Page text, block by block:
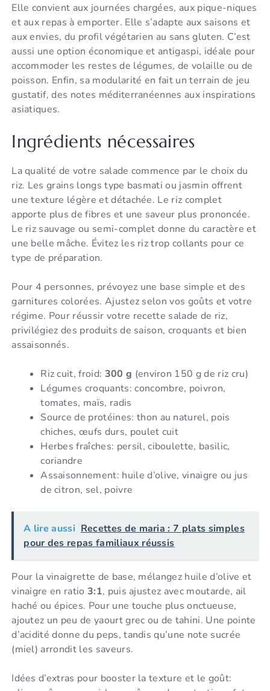
Elle convient aux journées chargées, aux pique-niques
et aux repas à emporter. Elle s’adapte aux saisons et
aux envies, du profil végétarien au sans gluten. C’est
aussi une option économique et antigaspi, idéale pour
accommoder les restes de légumes, de volaille ou de
poisson. Enfin, sa modularité en fait un terrain de jeu
gustatif, des notes méditerranéennes aux inspirations
asiatiques.
Ingrédients nécessaires
La qualité de votre salade commence par le choix du
riz. Les grains longs type basmati ou jasmin offrent
une texture légère et détachée. Le riz complet
apporte plus de fibres et une saveur plus prononcée.
Le riz sauvage ou semi-complet donne du caractère et
une belle mâche. Évitez les riz trop collants pour ce
type de préparation.
Pour 4 personnes, prévoyez une base simple et des
garnitures colorées. Ajustez selon vos goûts et votre
régime. Pour réussir votre recette salade de riz,
privilégiez des produits de saison, croquants et bien
assaisonnés.
Riz cuit, froid: 300 g (environ 150 g de riz cru)
Légumes croquants: concombre, poivron,
tomates, maïs, radis
Source de protéines: thon au naturel, pois
chiches, œufs durs, poulet cuit
Herbes fraîches: persil, ciboulette, basilic,
coriandre
Assaisonnement: huile d’olive, vinaigre ou jus
de citron, sel, poivre
A lire aussi Recettes de maria : 7 plats simples
pour des repas familiaux réussis
Pour la vinaigrette de base, mélangez huile d’olive et
vinaigre en ratio 3:1, puis ajustez avec moutarde, ail
haché ou épices. Pour une touche plus onctueuse,
ajoutez un peu de yaourt grec ou de tahini. Une pointe
d’acidité donne du peps, tandis qu’une note sucrée
(miel) arrondit les saveurs.
Idées d’extras pour booster la texture et le goût: